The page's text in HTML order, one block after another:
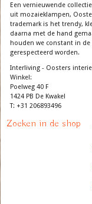
Een vernieuwende
uit mozaieklampen,
trademark is het trendy,
daarna met de hand
houden we constant in
gerespecteerd worden.
Interliving - Oosters
Winkel:
Poelweg 40 F
1424 PB De Kwakel
T: +31 206893496
Zoeken in de shop